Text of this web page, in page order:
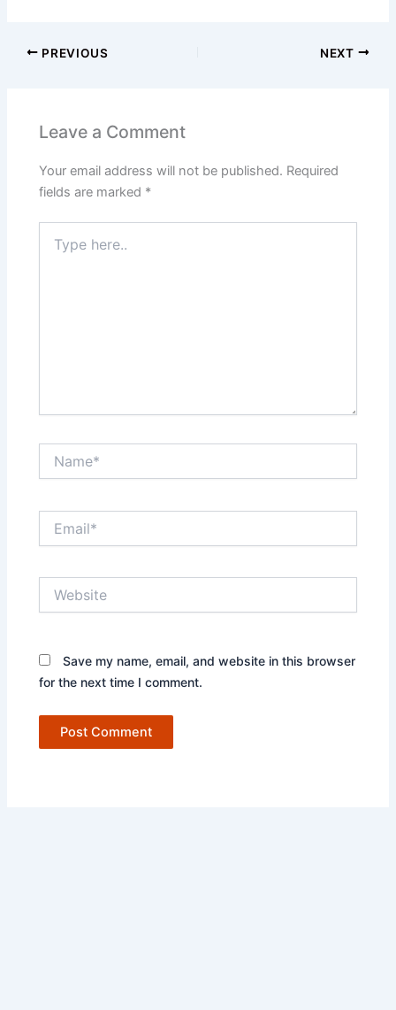
PREVIOUS NEXT
Leave a Comment
Your email address will not be published. Required
fields are marked *
here..
Save my name, email, and website in this browser
for the next time I comment.